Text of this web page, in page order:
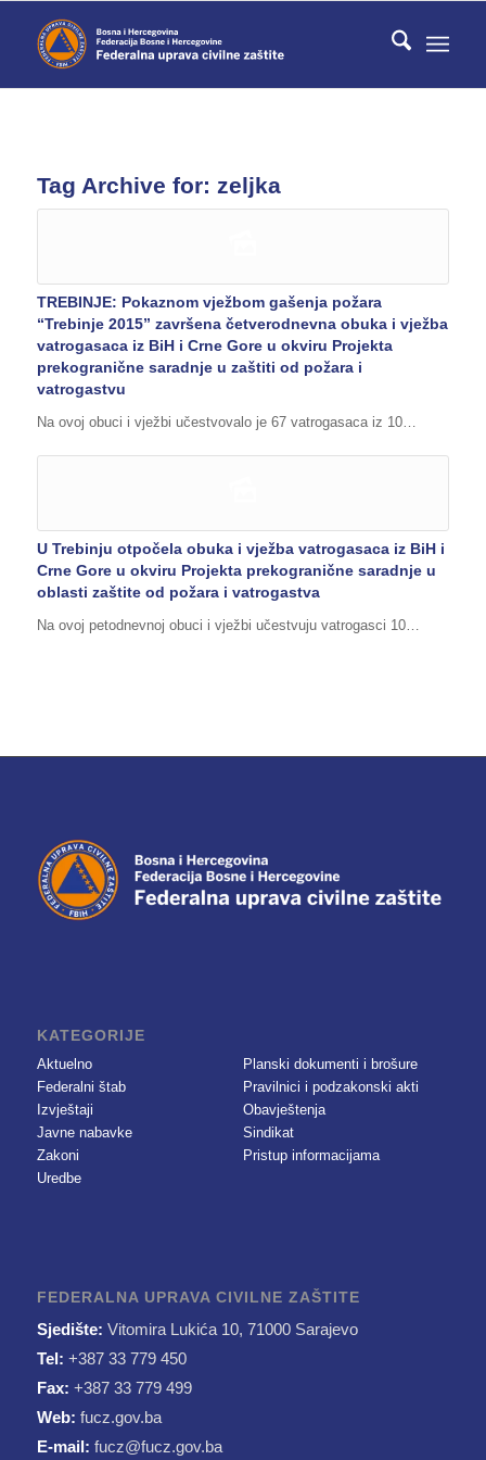
Tag Archive for: zeljka
TREBINJE: Pokaznom vježbom gašenja požara
“Trebinje 2015” završena četverodnevna obuka i vježba
vatrogasaca iz BiH i Crne Gore u okviru Projekta
prekogranične saradnje u zaštiti od požara i
vatrogastvu
Na ovoj obuci i vježbi učestvovalo je 67 vatrogasaca iz 10…
U Trebinju otpočela obuka i vježba vatrogasaca iz BiH i
Crne Gore u okviru Projekta prekogranične saradnje u
oblasti zaštite od požara i vatrogastva
Na ovoj petodnevnoj obuci i vježbi učestvuju vatrogasci 10…
KATEGORIJE
Aktuelno
Federalni štab
Izvještaji
Javne nabavke
Zakoni
Uredbe
Planski dokumenti i brošure
Pravilnici i podzakonski akti
Obavještenja
Sindikat
Pristup informacijama
FEDERALNA UPRAVA CIVILNE ZAŠTITE
Sjedište: Vitomira Lukića 10, 71000 Sarajevo
Tel: +387 33 779 450
Fax: +387 33 779 499
Web: fucz.gov.ba
E-mail: fucz@fucz.gov.ba